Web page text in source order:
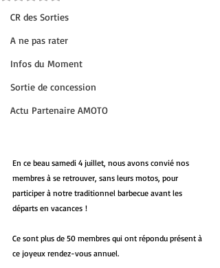
CR des Sorties
A ne pas rater
Infos du Moment
Sortie de concession
Actu Partenaire AMOTO
En ce beau samedi 4 juillet, nous avons convié nos
membres à se retrouver, sans leurs motos, pour
participer à notre traditionnel barbecue avant les
départs en vacances !
Ce sont plus de 50 membres qui ont répondu présent à
ce joyeux rendez-vous annuel.